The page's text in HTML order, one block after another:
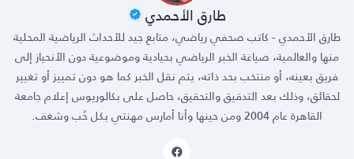
طارق الأحمدي
طارق الأحمدي - كاتب صحفي رياضي، متابع جيد للأحداث الرياضية المحلية
منها والعالمية، صياغة الخبر الرياضي بحيادية وموضوعية دون الأنحياز إلى
فريق بعينه، أو منتخب بحد ذاته، يتم نقل الخبر كما هو دون تمييز أو تغيير
لحقائق، وذلك بعد التدقيق والتحقيق، حاصل على بكالوريوس إعلام جامعة
القاهرة عام 2004 ومن حينها وأنا أمارس مهنتي بكل حُب وشغف.